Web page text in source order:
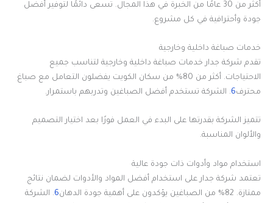
أكثر من 30 عامًا من الخبرة في هذا المجال. تسعى دائمًا لتوفير أفضل
جودة وأحترافية في كل مشروع.
خدمات صباغة داخلية وخارجية
تقدم شركة جدار خدمات صباغة داخلية وخارجية لتناسب جميع
الاحتياجات. أكثر من 80% من سكان الكويت يفضلون التعامل مع صباغ
محترف6. الشركة تستخدم أفضل الصباغين وتدربهم باستمرار.
تتميز الشركة بقدرتها على البدء في العمل فورًا بعد اختيار التصميم
والألوان المناسبة.
استخدام مواد وأدوات ذات جودة عالية
تعتمد شركة جدار على استخدام أفضل المواد والأدوات لضمان نتائج
ممتازة. 82% من الصباغين يؤكدون على أهمية جودة الدهان
6. الشركة